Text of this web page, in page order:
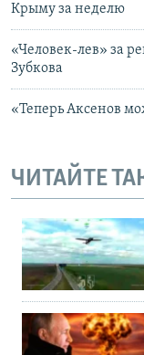
Крыму за неделю
«Человек-лев» за
Зубкова
«Теперь Аксенов
ЧИТАЙТЕ